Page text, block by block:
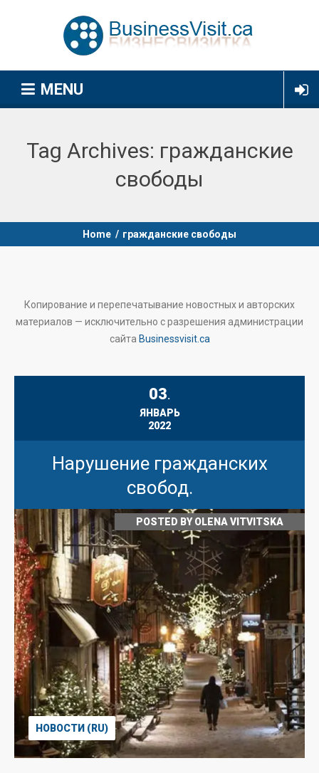
MENU
Tag Archives: гражданские
свободы
Home / гражданские свободы
Копирование и перепечатывание новостных и авторских
материалов — исключительно с разрешения администрации
сайта Businessvisit.ca
03.
ЯНВАРЬ
2022
Нарушение гражданских
свобод.
POSTED BYOLENA VITVITSKA
НОВОСТИ (RU)